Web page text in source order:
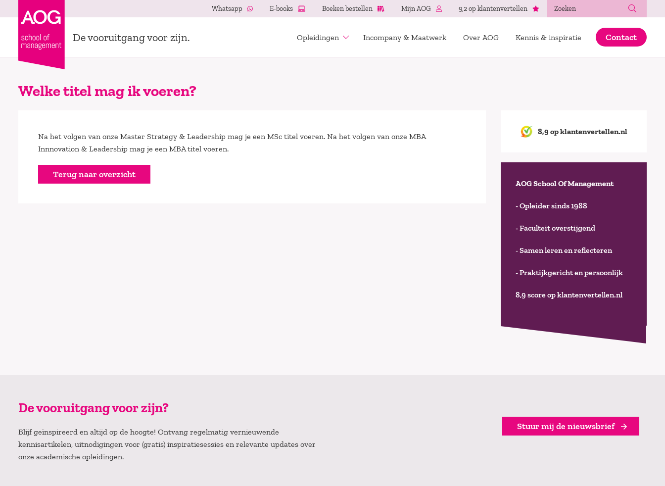
Whatsapp E-books Boeken bestellen Mijn AOG 9,2 op klantenvertellen
De vooruitgang voor zijn. Opleidingen Incompany & Maatwerk Over AOG Kennis & inspiratie Contact
Welke titel mag ik voeren?
Na het volgen van onze Master Strategy & Leadership mag je een MSc titel voeren. Na het volgen van onze MBA
Innnovation & Leadership mag je een MBA titel voeren.
Terug naar overzicht
8,9 op klantenvertellen.nl
AOG School Of Management
- Opleider sinds 1988
- Faculteit overstijgend
- Samen leren en reflecteren
- Praktijkgericht en persoonlijk
8,9 score op klantenvertellen.nl
De vooruitgang voor zijn?
Blijf geïnspireerd en altijd op de hoogte! Ontvang regelmatig vernieuwende
kennisartikelen, uitnodigingen voor (gratis) inspiratiesessies en relevante updates over
onze academische opleidingen.
Stuur mij de nieuwsbrief